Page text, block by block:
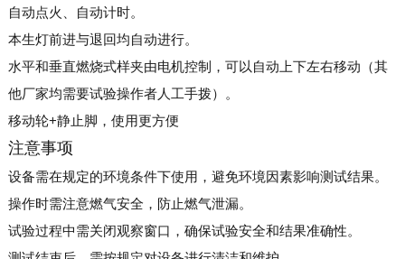
自动点火、自动计时。
本生灯前进与退回均自动进行。
水平和垂直燃烧式样夹由电机控制，可以自动上下左右移动（其
他厂家均需要试验操作者人工手拨）。
移动轮+静止脚，使用更方便
注意事项
设备需在规定的环境条件下使用，避免环境因素影响测试结果。
操作时需注意燃气安全，防止燃气泄漏。
试验过程中需关闭观察窗口，确保试验安全和结果准确性。